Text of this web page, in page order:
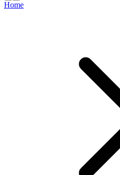
Home